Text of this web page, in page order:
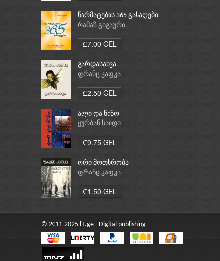
წარმატების 365 გასაღები
რამაზ გიგაური
₾7.00 GEL
გარდასახვა
ფრანც კაფკა
₾2.50 GEL
ალი და ნინო
ყურბან საიდი
₾9.75 GEL
ორი მოთხრობა
ფრანც კაფკა
₾1.50 GEL
© 2011-2025 lit.ge - Digital publishing